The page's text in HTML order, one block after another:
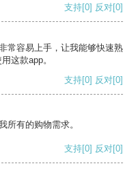
支持[0] 反对[0]
常容易上手，让我能够快速熟
这款app。
支持[0] 反对[0]
所有的购物需求。
支持[0] 反对[0]